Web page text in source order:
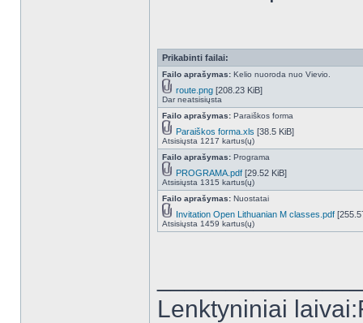
Prikabinti failai:
Failo aprašymas: Kelio nuoroda nuo Vievio.
route.png [208.23 KiB]
Dar neatsisiųsta
Failo aprašymas: Paraiškos forma
Paraiškos forma.xls [38.5 KiB]
Atsisiųsta 1217 kartus(ų)
Failo aprašymas: Programa
PROGRAMA.pdf [29.52 KiB]
Atsisiųsta 1315 kartus(ų)
Failo aprašymas: Nuostatai
Invitation Open Lithuanian M classes.pdf
Atsisiųsta 1459 kartus(ų)
Lenktyniniai